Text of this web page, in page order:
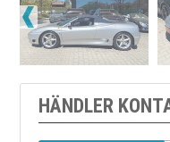
HÄNDLER